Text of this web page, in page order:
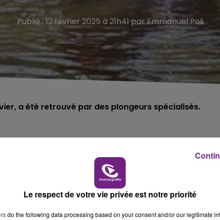
Publié : 12 février 2025 à 21h41 par Emmanuel Poli
la fin du mois de janvier, a été retrouvé
mardi 11 février,
macabre découverte à proximité de la digue de Fouchy,
non loin de là.
Le respect de votre vie privée est notre priorité
do the following data processing based on your consent and/or our legitimate